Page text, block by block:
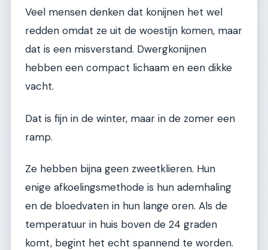
Veel mensen denken dat konijnen het wel
redden omdat ze uit de woestijn komen, maar
dat is een misverstand. Dwergkonijnen
hebben een compact lichaam en een dikke
vacht.
Dat is fijn in de winter, maar in de zomer een
ramp.
Ze hebben bijna geen zweetklieren. Hun
enige afkoelingsmethode is hun ademhaling
en de bloedvaten in hun lange oren. Als de
temperatuur in huis boven de 24 graden
komt, begint het echt spannend te worden.